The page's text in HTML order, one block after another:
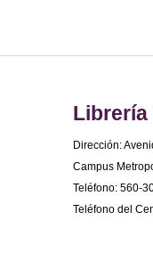
Dirección:
Campus
Teléfono: 560-
Teléfono del